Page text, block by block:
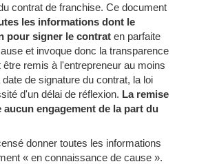
contrat de franchise. Ce document
les informations dont le
pour signer le contrat en parfaite
et invoque donc la transparence
être remis à l'entrepreneur au moins
de signature du contrat, la loi
d'un délai de réflexion. La remise
engagement de la part du
donner toutes les informations
« en connaissance de cause ».